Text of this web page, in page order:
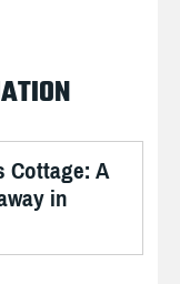
Cottage: A
in